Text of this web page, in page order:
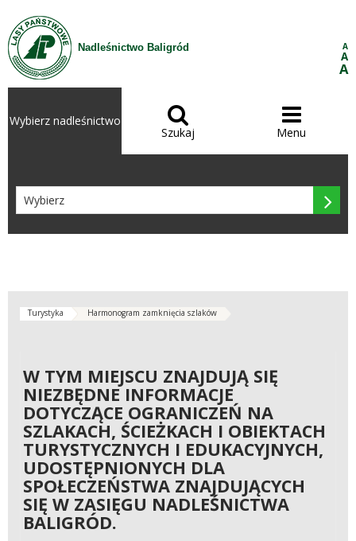
Przejdź do treści
Nadleśnictwo Baligród A
A
A
Wybierz nadleśnictwo 
Szukaj

Menu

Turystyka Harmonogram zamknięcia szlaków
W TYM MIEJSCU ZNAJDUJĄ SIĘ
NIEZBĘDNE INFORMACJE
DOTYCZĄCE OGRANICZEŃ NA
SZLAKACH, ŚCIEŻKACH I OBIEKTACH
TURYSTYCZNYCH I EDUKACYJNYCH,
UDOSTĘPNIONYCH DLA
SPOŁECZEŃSTWA ZNAJDUJĄCYCH
SIĘ W ZASIĘGU NADLEŚNICTWA
BALIGRÓD.